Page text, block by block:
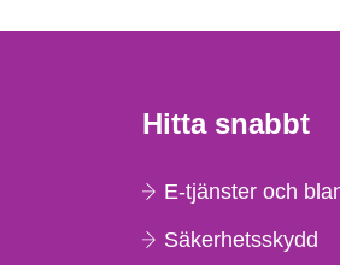
Hitta snabbt
E-tjänster och
Säkerhetsskydd